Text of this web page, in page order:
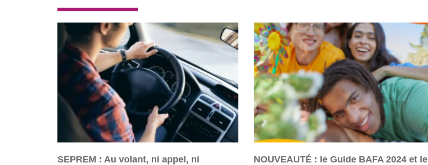
SEPREM : Au volant, ni appel, ni
NOUVEAUTÉ : le Guide BAFA 2024 et le